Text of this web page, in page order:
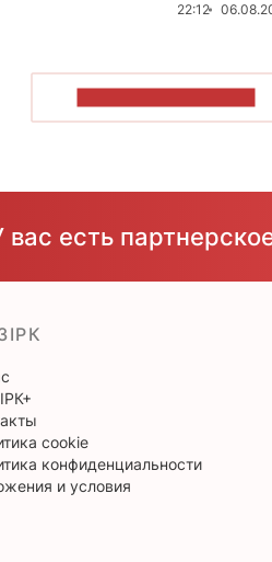
22:12
вас есть
cookie
конфиденциальности
и условия